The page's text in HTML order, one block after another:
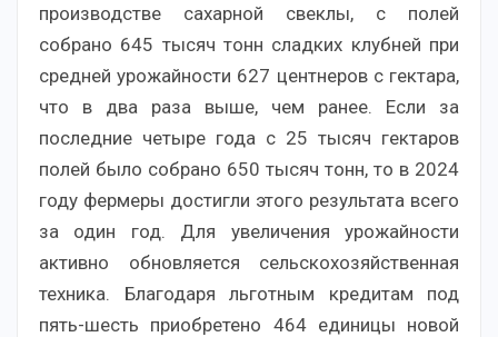
производстве сахарной свеклы, с полей
собрано 645 тысяч тонн сладких клубней при
средней урожайности 627 центнеров с гектара,
что в два раза выше, чем ранее. Если за
последние четыре года с 25 тысяч гектаров
полей было собрано 650 тысяч тонн, то в 2024
году фермеры достигли этого результата всего
за один год. Для увеличения урожайности
активно обновляется сельскохозяйственная
техника. Благодаря льготным кредитам под
пять-шесть приобретено 464 единицы новой